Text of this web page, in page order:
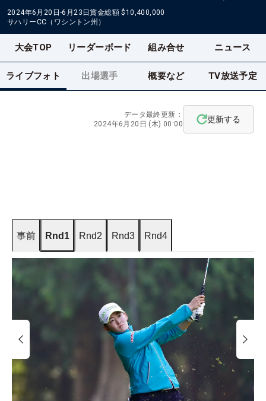
2024年6月20日-6月23日賞金総額 $10,400,000
サハリーCC（ワシントン州）
大会TOP リーダーボード 組み合せ ニュース
ライブフォト 出場選手 概要など TV放送予定
データ最終更新：
2024年6月20日 (木) 00:00
更新する
事前 Rnd1 Rnd2 Rnd3 Rnd4